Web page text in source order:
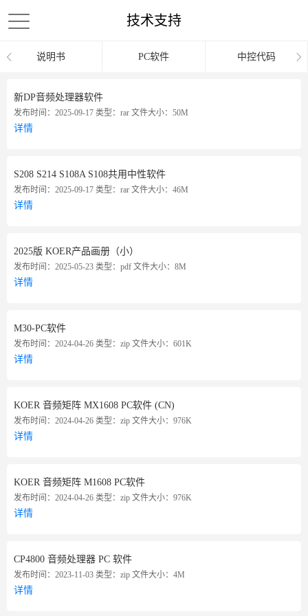
技术支持
说明书 PC软件 中控代码
新DP音频处理器软件
发布时间：2025-09-17 类型：rar 文件大小：50M
详情
S208 S214 S108A S108共用中性软件
发布时间：2025-09-17 类型：rar 文件大小：46M
详情
2025版 KOER产品画册（小）
发布时间：2025-05-23 类型：pdf 文件大小：8M
详情
M30-PC软件
发布时间：2024-04-26 类型：zip 文件大小：601K
详情
KOER 音频矩阵 MX1608 PC软件 (CN)
发布时间：2024-04-26 类型：zip 文件大小：976K
详情
KOER 音频矩阵 M1608 PC软件
发布时间：2024-04-26 类型：zip 文件大小：976K
详情
CP4800 音频处理器 PC 软件
发布时间：2023-11-03 类型：zip 文件大小：4M
详情